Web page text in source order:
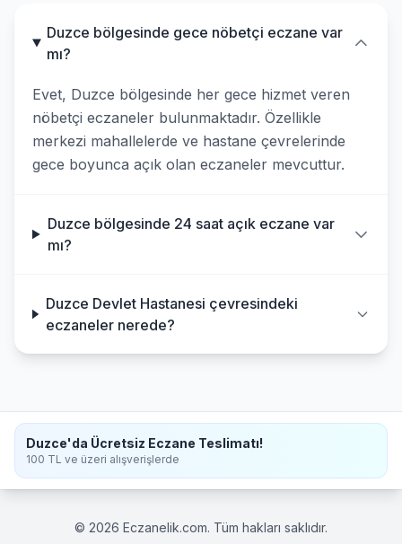
Duzce bölgesinde gece nöbetçi eczane var
mı?
Evet, Duzce bölgesinde her gece hizmet veren
nöbetçi eczaneler bulunmaktadır. Özellikle
merkezi mahallelerde ve hastane çevrelerinde
gece boyunca açık olan eczaneler mevcuttur.
Duzce bölgesinde 24 saat açık eczane var
mı?
Duzce Devlet Hastanesi çevresindeki
eczaneler nerede?
Duzce'da Ücretsiz Eczane Teslimatı!
100 TL ve üzeri alışverişlerde
© 2026 Eczanelik.com. Tüm hakları saklıdır.